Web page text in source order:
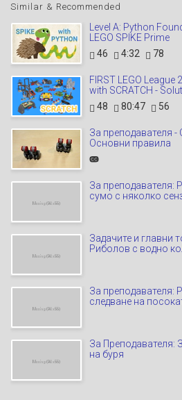
Similar & Recommended
Level A: Python
LEGO SPIKE Prime
46
4:32 78
FIRST LEGO League
with SCRATCH -
48
80:47 56
За преподавателя -
Основни правила
За преподавателя:
сумо с няколко
Задачите и главни
Риболов с водно
За преподавателя:
следване на
За Преподавателя:
на буря